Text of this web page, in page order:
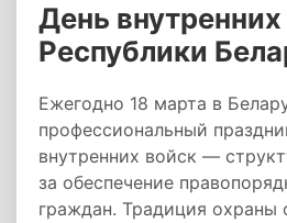
День
Республики
Ежегодно 18 марта в
профессиональный
внутренних войск —
за обеспечение
граждан. Традиция охраны